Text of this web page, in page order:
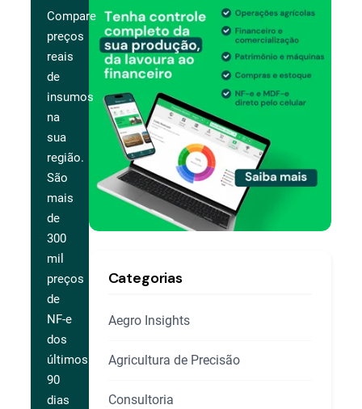
Compare
preços
reais
de
insumos
na
sua
região.
São
mais
de
300
mil
preços
de
NF-e
dos
últimos
90
dias
Categorias
Aegro Insights
Agricultura de Precisão
Consultoria